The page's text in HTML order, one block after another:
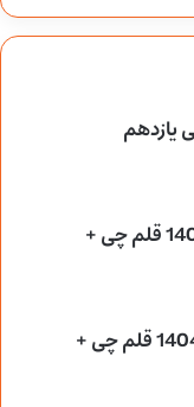
یازدهم
دانلود آزمون 4 مهر 1404 قلم چی +
دانلود آزمون 3 مرداد 1404 قلم چی +